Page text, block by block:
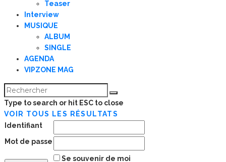
Teaser
Interview
MUSIQUE
ALBUM
SINGLE
AGENDA
VIPZONE MAG
Type to search or hit ESC to close
VOIR TOUS LES RÉSULTATS
Identifiant
Mot de passe
Se souvenir de moi